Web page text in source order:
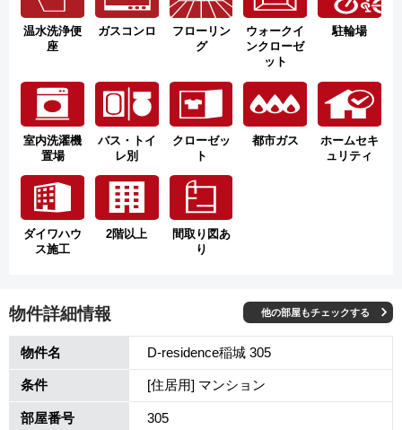
温水洗浄便
座
ガスコンロ
フローリン
グ
ウォークイ
ンクローゼ
ット
駐輪場
室内洗濯機
置場
バス・トイ
レ別
クローゼッ
ト
都市ガス
ホームセキ
ュリティ
ダイワハウ
ス施工
2階以上
間取り図あ
り
物件詳細情報 他の部屋もチェックする
物件名 D-residence稲城 305
条件 [住居用] マンション
部屋番号 305